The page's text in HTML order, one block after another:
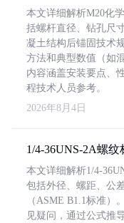
本文详细解析M20化
括螺杆直径、钻孔尺
凝土结构后锚固技术
方法和典型数值（如
内容涵盖安装要点、
程技术人员参考。
2026年8月4日
1/4-36UNS-2A螺纹
本文详细解析1/4-
包括外径、螺距、公
（ASME B1.1标准）
见疑问，通过公式推